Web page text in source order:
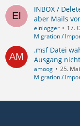
INBOX /
aber Mails
einlogger
17.
Migration /
.msf Datei
Ausgang
amoog
25.
Migration /